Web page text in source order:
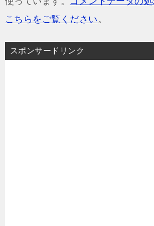
こちらをご覧ください 。
スポンサードリンク